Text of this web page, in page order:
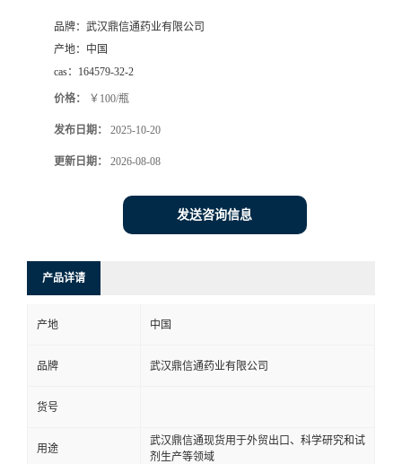
品牌： 武汉鼎信通药业有限公司
产地： 中国
cas： 164579-32-2
价格： ￥100/瓶
发布日期： 2025-10-20
更新日期： 2026-08-08
发送咨询信息
产品详请
产地 中国
品牌 武汉鼎信通药业有限公司
货号
用途
武汉鼎信通现货用于外贸出口、科学研究和试
剂生产等领域